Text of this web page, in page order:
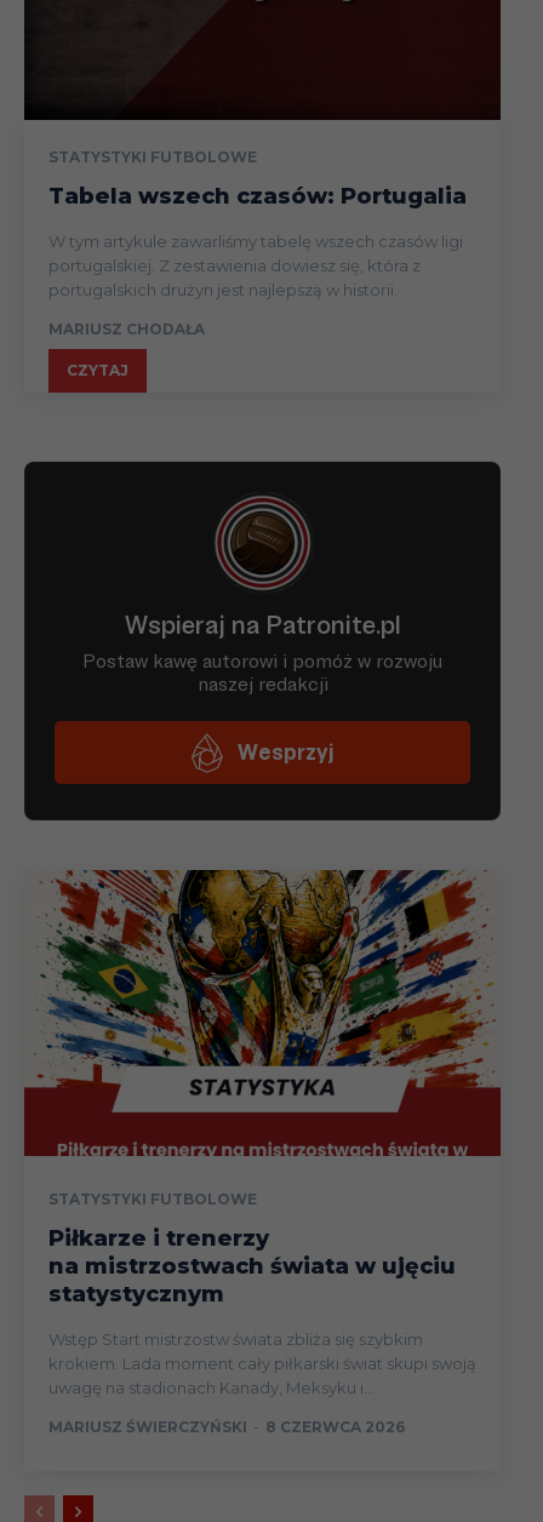
STATYSTYKI FUTBOLOWE
Tabela wszech czasów: Portugalia
W tym artykule zawarliśmy tabelę wszech czasów ligi
portugalskiej. Z zestawienia dowiesz się, która z
portugalskich drużyn jest najlepszą w historii.
MARIUSZ CHODAŁA
CZYTAJ
STATYSTYKI FUTBOLOWE
Piłkarze i trenerzy
na mistrzostwach świata w ujęciu
statystycznym
Wstęp Start mistrzostw świata zbliża się szybkim
krokiem. Lada moment cały piłkarski świat skupi swoją
uwagę na stadionach Kanady, Meksyku i...
MARIUSZ ŚWIERCZYŃSKI - 8 CZERWCA 2026